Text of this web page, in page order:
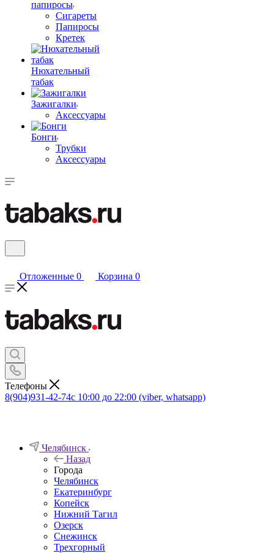
папиросы
Сигареты
Папиросы
Кретек
Нюхательный
табак
Зажигалки
Аксессуары
Бонги
Трубки
Аксессуары
Отложенные 0 Корзина 0
Телефоны
8(904)931-42-74с 10:00 до 22:00 (viber, whatsapp)
Челябинск
Назад
Города
Челябинск
Екатеринбург
Копейск
Нижний Тагил
Озерск
Снежинск
Трехгорный